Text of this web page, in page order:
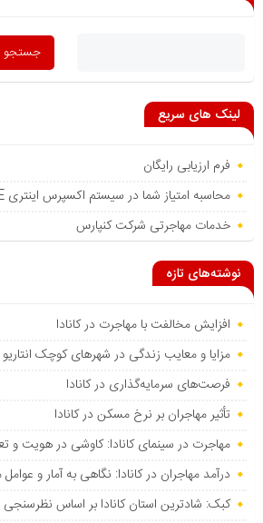
لینک های سریع
فرم ارزیابی رایگان
محاسبه امتیاز شما در سیستم اکسپرس اینتری EE
خدمات مهاجرتی شرکت کنپارس
نوشته‌های تازه
افزایش مخالفت با مهاجرت در کانادا
مزایا و معایب زندگی در شهرهای کوچک انتاریو
فرصت‌های سرمایه‌گذاری در کانادا
تأثیر مهاجران بر نرخ مسکن در کانادا
مهاجرت در سینمای کانادا: کاوشی در هویت و
درآمد مهاجران در کانادا: نگاهی به آمار و عوامل
کبک: شادترین استان کانادا بر اساس